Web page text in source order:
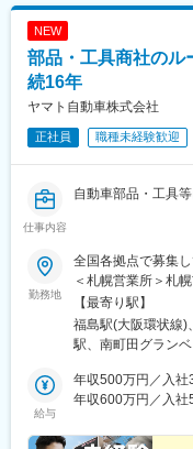
NEW
部品・工具商社のル
続16年
ヤマト自動車株式会社
正社員 職種未経験歓迎
仕事内容
自動車部品・工具
勤務地
全国各拠点で募集
＜札幌営業所＞札
山形市立谷川1-
根3864＜町田営業
所＞石川県金沢市
山市北区青江5-15-
岡営業所＞福岡市
所＞鹿児島市新栄
【最寄り駅】
福島駅(大阪環状線)
駅、南町田グラン
茶屋駅(鹿児島県)、
福島駅
給与
年収500万円／入社
年収600万円／入社